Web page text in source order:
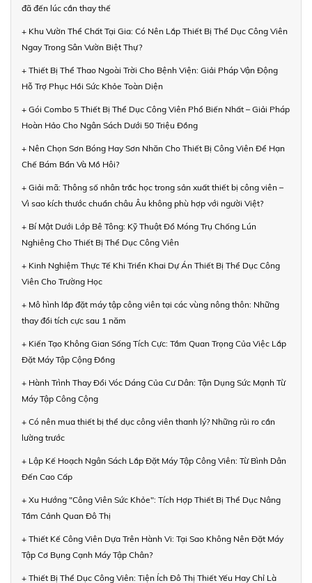
đã đến lúc cần thay thế
+ Khu Vườn Thể Chất Tại Gia: Có Nên Lắp Thiết Bị Thể Dục Công Viên
Ngay Trong Sân Vườn Biệt Thự?
+ Thiết Bị Thể Thao Ngoài Trời Cho Bệnh Viện: Giải Pháp Vận Động
Hỗ Trợ Phục Hồi Sức Khỏe Toàn Diện
+ Gói Combo 5 Thiết Bị Thể Dục Công Viên Phổ Biến Nhất – Giải Pháp
Hoàn Hảo Cho Ngân Sách Dưới 50 Triệu Đồng
+ Nên Chọn Sơn Bóng Hay Sơn Nhăn Cho Thiết Bị Công Viên Để Hạn
Chế Bám Bẩn Và Mồ Hôi?
+ Giải mã: Thông số nhân trắc học trong sản xuất thiết bị công viên –
Vì sao kích thước chuẩn châu Âu không phù hợp với người Việt?
+ Bí Mật Dưới Lớp Bê Tông: Kỹ Thuật Đổ Móng Trụ Chống Lún
Nghiêng Cho Thiết Bị Thể Dục Công Viên
+ Kinh Nghiệm Thực Tế Khi Triển Khai Dự Án Thiết Bị Thể Dục Công
Viên Cho Trường Học
+ Mô hình lắp đặt máy tập công viên tại các vùng nông thôn: Những
thay đổi tích cực sau 1 năm
+ Kiến Tạo Không Gian Sống Tích Cực: Tầm Quan Trọng Của Việc Lắp
Đặt Máy Tập Cộng Đồng
+ Hành Trình Thay Đổi Vóc Dáng Của Cư Dân: Tận Dụng Sức Mạnh Từ
Máy Tập Công Cộng
+ Có nên mua thiết bị thể dục công viên thanh lý? Những rủi ro cần
lường trước
+ Lập Kế Hoạch Ngân Sách Lắp Đặt Máy Tập Công Viên: Từ Bình Dân
Đến Cao Cấp
+ Xu Hướng "Công Viên Sức Khỏe": Tích Hợp Thiết Bị Thể Dục Nâng
Tầm Cảnh Quan Đô Thị
+ Thiết Kế Công Viên Dựa Trên Hành Vi: Tại Sao Không Nên Đặt Máy
Tập Cơ Bụng Cạnh Máy Tập Chân?
+ Thiết Bị Thể Dục Công Viên: Tiện Ích Đô Thị Thiết Yếu Hay Chỉ Là